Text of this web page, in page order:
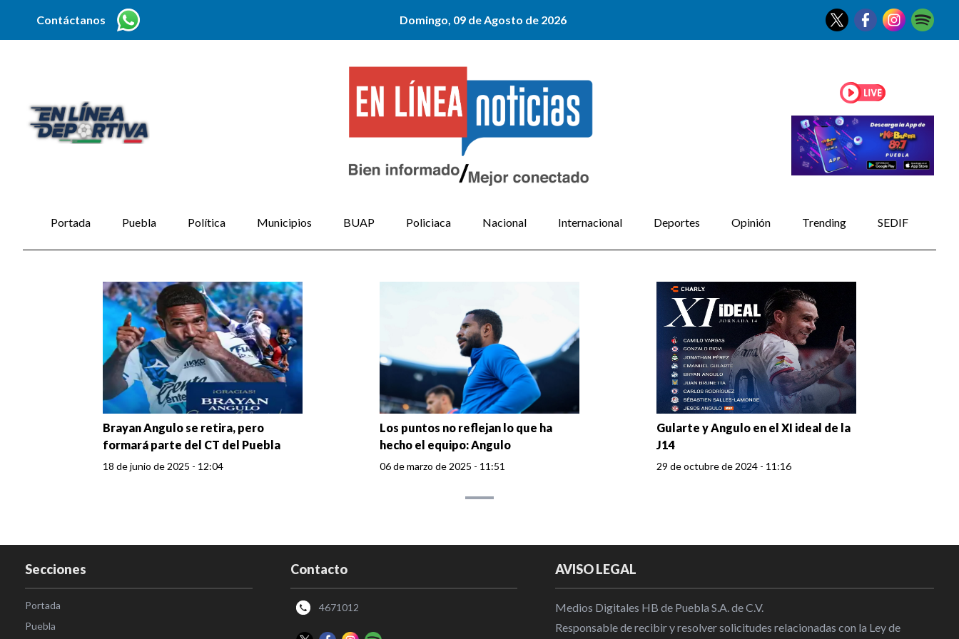
Contáctanos Domingo, 09 de Agosto de 2026
Portada Puebla Política Municipios BUAP Policiaca Nacional Internacional Deportes Opinión Trending SEDIF
Brayan Angulo se retira, pero
formará parte del CT del Puebla
18 de junio de 2025 - 12:04
Los puntos no reflejan lo que ha
hecho el equipo: Angulo
06 de marzo de 2025 - 11:51
Gularte y Angulo en el XI ideal de la
J14
29 de octubre de 2024 - 11:16
Secciones
Portada
Puebla
Contacto
4671012
AVISO LEGAL
Medios Digitales HB de Puebla S.A. de C.V.
Responsable de recibir y resolver solicitudes relacionadas con la Ley de